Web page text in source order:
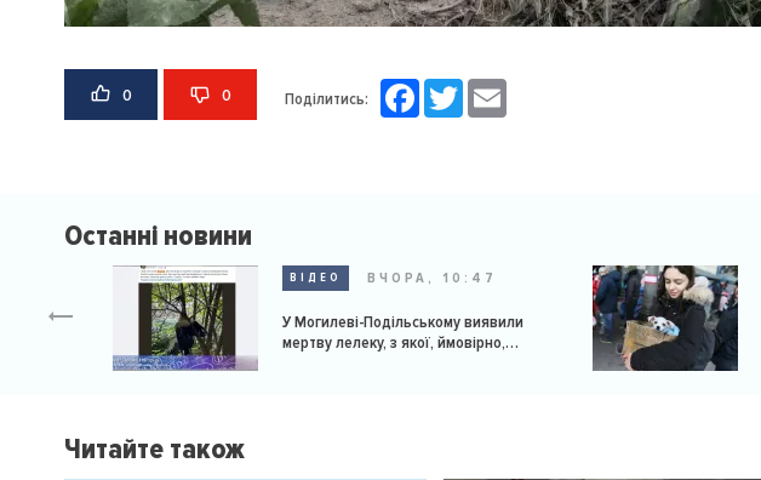
0 0 Поділитись: FacebookTwitter
Останні новини
ВІДЕО ВЧОРА, 10:47
У Могилеві-Подільському виявили
мертву лелеку, з якої, ймовірно,
Читайте також